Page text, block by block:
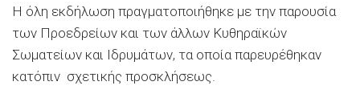
Η όλη εκδήλωση πραγματοποιήθηκε με την παρουσία
των Προεδρείων και των άλλων Κυθηραϊκών
Σωματείων και Ιδρυμάτων, τα οποία παρευρέθηκαν
κατόπιν σχετικής προσκλήσεως.